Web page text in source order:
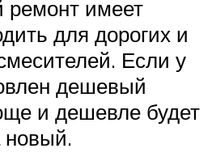
ремонт имеет
для дорогих и
Если у
дешевый
и дешевле будет
новый.